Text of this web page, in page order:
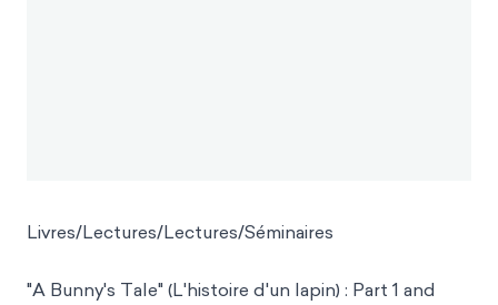
Livres/Lectures/Lectures/Séminaires
"A Bunny's Tale" (L'histoire d'un lapin) : Part 1 and